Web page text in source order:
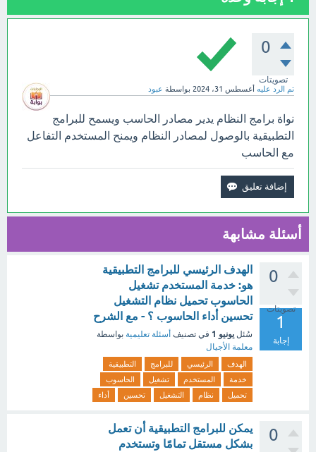
0
تصويتات
تم الرد عليه أغسطس 31، 2024 بواسطة عبود
نواة برامج النظام يدير مصادر الحاسب ويسمح للبرامج
التطبيقية بالوصول لمصادر النظام ويمنح المستخدم التفاعل
مع الحاسب
أسئلة مشابهة
0
تصويتات
1
إجابة
الهدف الرئيسي للبرامج التطبيقية
هو: خدمة المستخدم تشغيل
الحاسوب تحميل نظام التشغيل
تحسين أداء الحاسوب ؟ - مع الشرح
سُئل يونيو 1 في تصنيف أسئلة تعليمية بواسطة
معلمة الأجيال
الهدف الرئيسي للبرامج
التطبيقية
خدمة
المستخدم تشغيل
الحاسوب
تحميل
نظام التشغيل تحسين أداء
0
يمكن للبرامج التطبيقية أن تعمل
بشكل مستقل تمامًا وتستخدم